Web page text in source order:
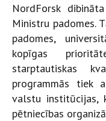
NordForsk
Ministru padomes.
padomes,
kopīgas
starptautiskas
programmās tiek
valstu institūcijas,
pētniecības